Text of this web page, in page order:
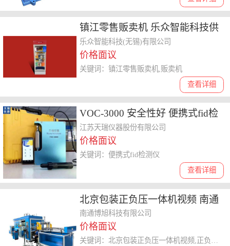
镇江零售贩卖机 乐众智能科技供
应
乐众智能科技(无锡)有限公司
价格面议
查看详细
关键词：镇江零售贩卖机,贩卖机
VOC-3000 安全性好 便携式fid检
测仪
江苏天瑞仪器股份有限公司
价格面议
查看详细
关键词：便携式fid检测仪
北京包装正负压一体机视频 南通
博旭科技供应
南通博旭科技有限公司
价格面议
关键词：北京包装正负压一体机视频,正负压一体机